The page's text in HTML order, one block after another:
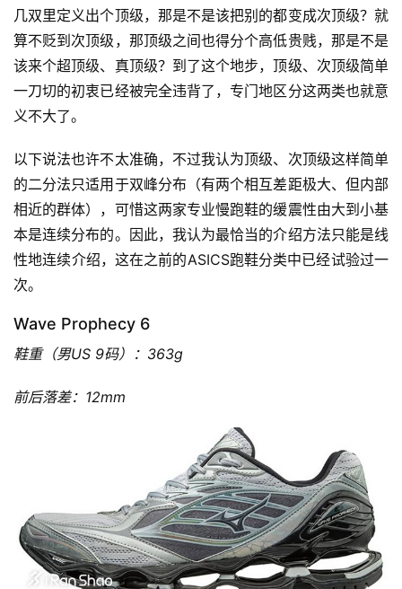
几双里定义出个顶级，那是不是该把别的都变成次顶级？就
算不贬到次顶级，那顶级之间也得分个高低贵贱，那是不是
该来个超顶级、真顶级？到了这个地步，顶级、次顶级简单
一刀切的初衷已经被完全违背了，专门地区分这两类也就意
义不大了。
以下说法也许不太准确，不过我认为顶级、次顶级这样简单
的二分法只适用于双峰分布（有两个相互差距极大、但内部
相近的群体），可惜这两家专业慢跑鞋的缓震性由大到小基
本是连续分布的。因此，我认为最恰当的介绍方法只能是线
性地连续介绍，这在之前的ASICS跑鞋分类中已经试验过一
次。
Wave Prophecy 6
鞋重（男US 9码）：363g
前后落差：12mm